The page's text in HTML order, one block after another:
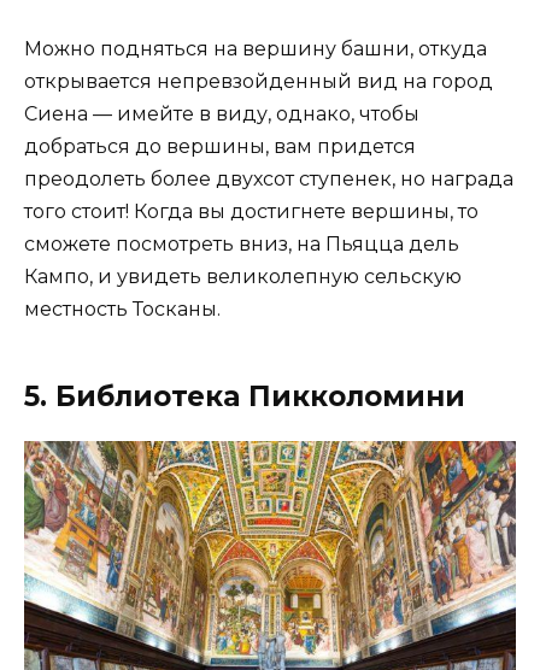
Можно подняться на вершину башни, откуда
открывается непревзойденный вид на город
Сиена — имейте в виду, однако, чтобы
добраться до вершины, вам придется
преодолеть более двухсот ступенек, но награда
того стоит! Когда вы достигнете вершины, то
сможете посмотреть вниз, на Пьяцца дель
Кампо, и увидеть великолепную сельскую
местность Тосканы.
5. Библиотека Пикколомини